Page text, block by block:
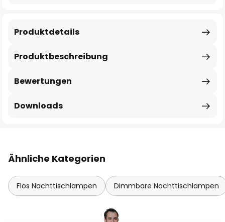
Produktbeschreibung
Produktdetails
Bewertungen
Downloads
Ähnliche Kategorien
Flos Nachttischlampen Dimmbare Nachttischlampen